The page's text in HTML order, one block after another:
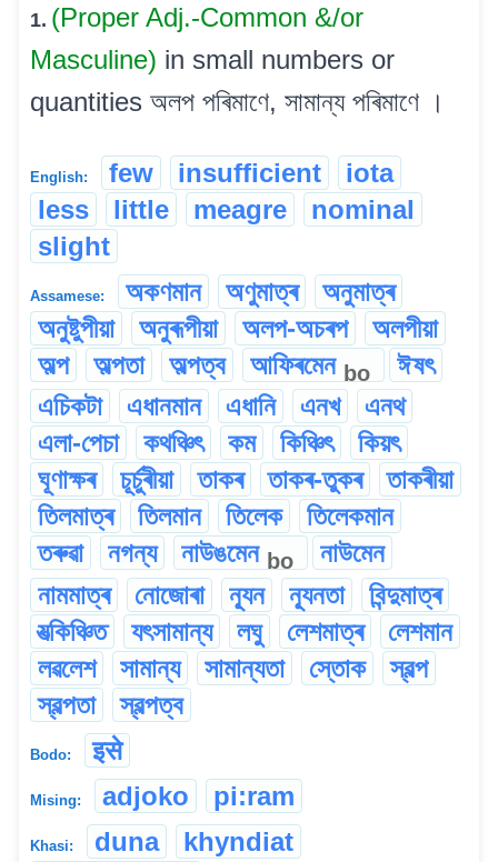
1. (Proper Adj.-Common &/or
Masculine) in small numbers or
quantities অলপ পৰিমাণে, সামান্য পৰিমাণে ।
English: few insufficient
iota
less
little meagre
nominal
slight
Assamese: অকণমান অণুমাত্ৰ
অনুমাত্ৰ
অনুষ্টুপীয়া
অনুৰূপীয়া অলপ-অচৰপ
অলপীয়া
অল্প
অল্পতা অল্পত্ব আফিৰমেন bo
ঈষৎ
এচিকটা
এধানমান এধানি এনখ
এনথ
এলা-পেচা
কথঞ্চিৎ কম কিঞ্চিৎ
কিয়ৎ
ঘূণাক্ষৰ
চূৰ্চুৰীয়া তাকৰ তাকৰ-তুকৰ
তাকৰীয়া
তিলমাত্ৰ
তিলমান তিলেক
তিলেকমান
তৰুৱা
নগন্য নাউঙমেন bo
নাউমেন
নামমাত্ৰ
নোজোৰা ন্যূন ন্যূনতা
বিন্দুমাত্ৰ
যত্‍‍কিঞ্চিত
যৎসামান্য লঘু লেশমাত্ৰ
লেশমান
লৱলেশ
সামান্য সামান্যতা স্তোক
স্বল্প
স্বল্পতা
স্বল্পত্ব
Bodo: इसे
Mising: adjoko pi:ram
Khasi: duna
khyndiat